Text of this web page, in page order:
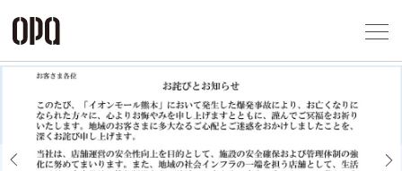
企業情報
お問い合わせ